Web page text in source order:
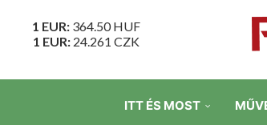
1 EUR: 364.50HUF
1 EUR: 24.261 CZK
ITT ÉS MOST